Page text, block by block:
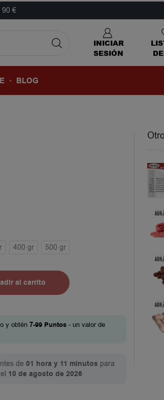
90 €
INICIAR
SESIÓN
BLOG
400 gr 500 gr
al carrito
y obtén7-99 Puntos - un valor de
de01 hora y 11 minutos para
10 de agosto de 2026